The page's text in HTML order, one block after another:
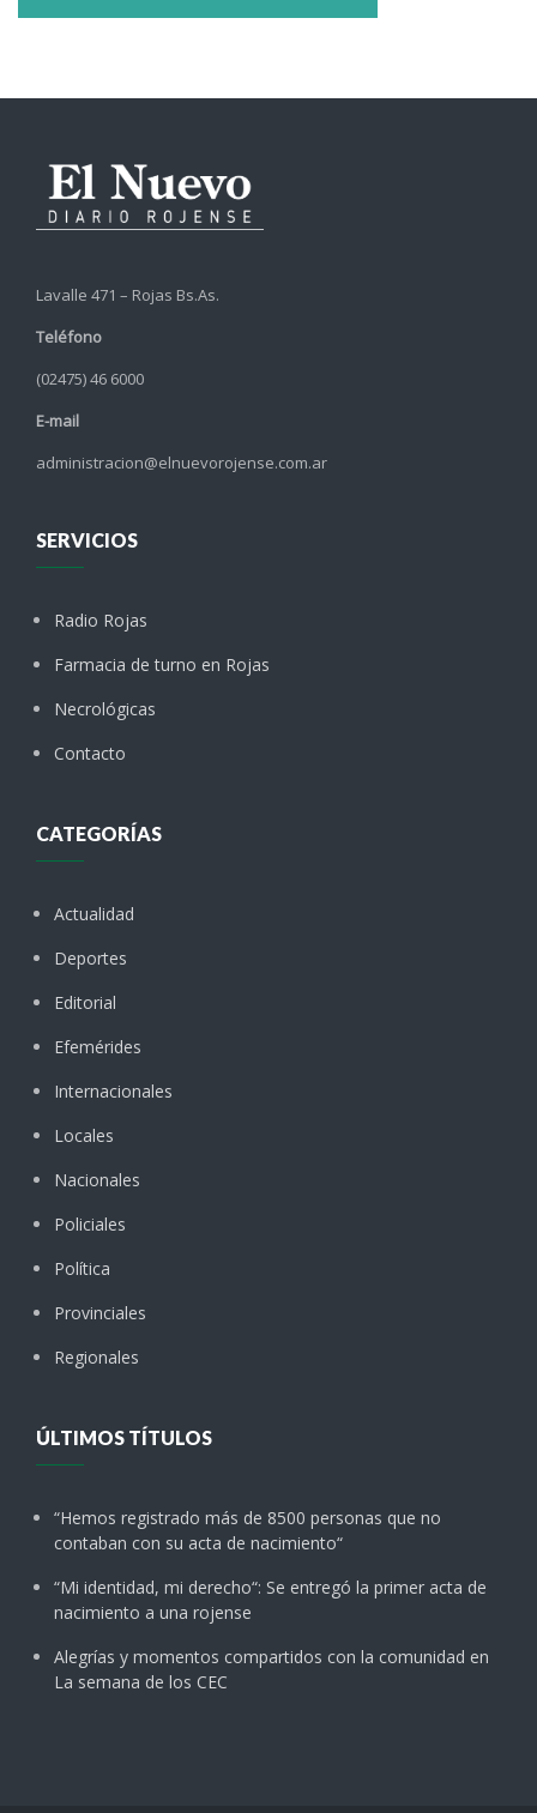
Lavalle 471 – Rojas Bs.As.
Teléfono
(02475) 46 6000
E-mail
administracion@elnuevorojense.com.ar
SERVICIOS
Radio Rojas
Farmacia de turno en Rojas
Necrológicas
Contacto
CATEGORÍAS
Actualidad
Deportes
Editorial
Efemérides
Internacionales
Locales
Nacionales
Policiales
Política
Provinciales
Regionales
ÚLTIMOS TÍTULOS
“Hemos registrado más de 8500 personas que no
contaban con su acta de nacimiento“
“Mi identidad, mi derecho“: Se entregó la primer acta de
nacimiento a una rojense
Alegrías y momentos compartidos con la comunidad en
La semana de los CEC